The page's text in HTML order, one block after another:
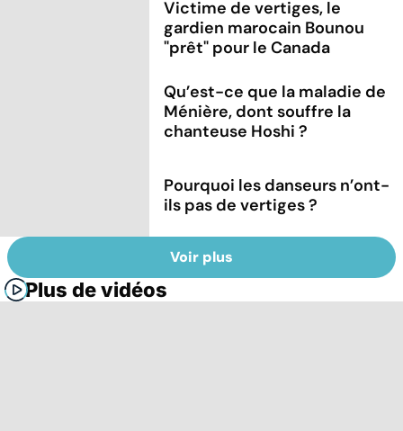
Victime de vertiges, le
gardien marocain Bounou
"prêt" pour le Canada
Qu’est-ce que la maladie de
Ménière, dont souffre la
chanteuse Hoshi ?
Pourquoi les danseurs n’ont-
ils pas de vertiges ?
Voir plus
Plus de vidéos